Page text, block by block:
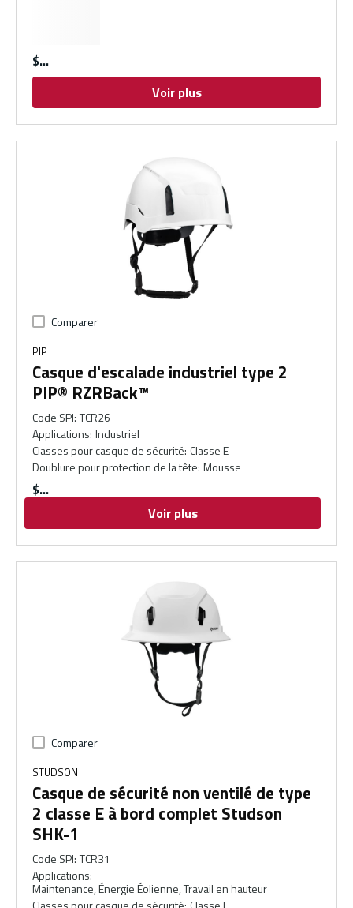
$
Voir plus
Comparer
PIP
Casque d'escalade industriel type 2
PIP® RZRBack™
Code SPI: TCR26
Applications: Industriel
Classes pour casque de sécurité: Classe E
Doublure pour protection de la tête: Mousse
$
Voir plus
Comparer
STUDSON
Casque de sécurité non ventilé de type
2 classe E à bord complet Studson
SHK-1
Code SPI: TCR31
Applications:
Maintenance, Énergie Éolienne, Travail en hauteur